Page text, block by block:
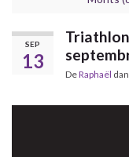
SEP
13
DeRaphaël